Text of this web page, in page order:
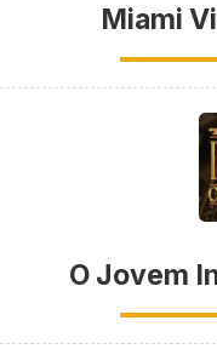
Miami
O Jovem